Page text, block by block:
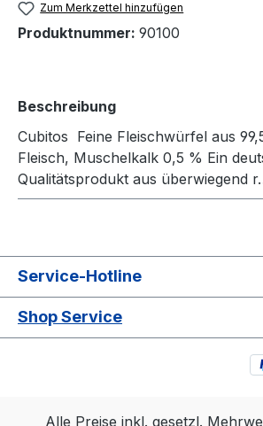
Zum Merkzettel hinzufügen
Produktnummer: 90100
Beschreibung
Cubitos Feine Fleischwürfel aus
Fleisch, Muschelkalk 0,5 % Ein
Qualitätsprodukt aus überwiegend
Service-Hotline
Shop Service
Alle Preise inkl. gesetzl.